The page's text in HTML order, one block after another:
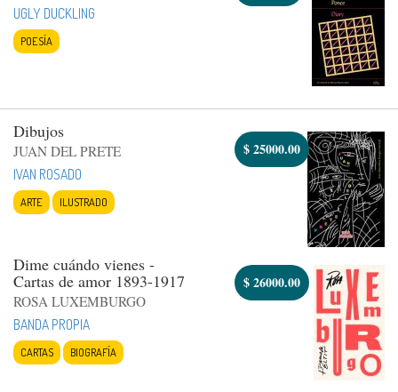
UGLY DUCKLING
POESÍA
Dibujos
JUAN DEL PRETE
IVAN ROSADO
ARTE ILUSTRADO
$25000.00
Dime cuándo vienes -
Cartas de amor 1893-1917
ROSA LUXEMBURGO
BANDA PROPIA
CARTAS BIOGRAFÍA
$26000.00